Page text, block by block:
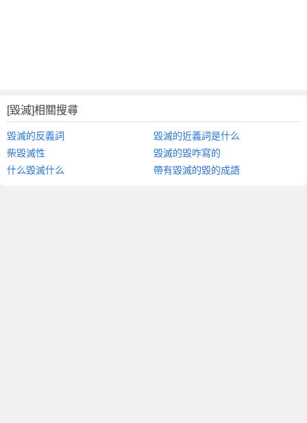
[毀滅]相關搜尋
毀滅的反義詞
毀滅的近義詞是什么
柴毀滅性
毀滅的毀咋寫的
什么毀滅什么
帶有毀滅的毀的成語